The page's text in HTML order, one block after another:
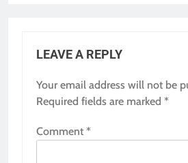
LEAVE A REPLY
Your email address will not be
Required fields are marked *
Comment *